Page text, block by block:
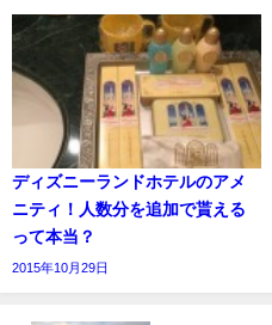
ディズニーランドホテルのアメ
ニティ！人数分を追加で貰える
って本当？
2015年10月29日